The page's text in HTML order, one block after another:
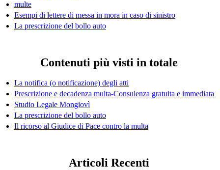
multe
Esempi di lettere di messa in mora in caso di sinistro
La prescrizione del bollo auto
Contenuti più visti in totale
La notifica (o notificazione) degli atti
Prescrizione e decadenza multa-Consulenza gratuita e immediata
Studio Legale Mongiovì
La prescrizione del bollo auto
Il ricorso al Giudice di Pace contro la multa
Articoli Recenti